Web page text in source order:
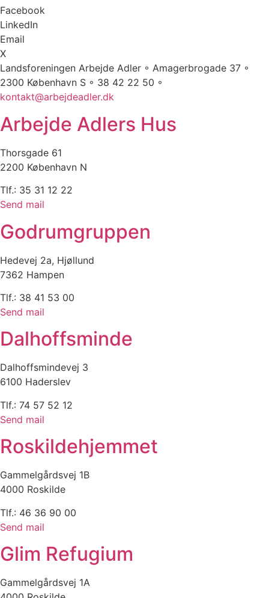
Facebook
LinkedIn
Email
X
Landsforeningen Arbejde Adler ◦ Amagerbrogade 37 ◦
2300 København S ◦ 38 42 22 50 ◦
kontakt@arbejdeadler.dk
Arbejde Adlers Hus
Thorsgade 61
2200 København N
Tlf.: 35 31 12 22
Send mail
Godrumgruppen
Hedevej 2a, Hjøllund
7362 Hampen
Tlf.: 38 41 53 00
Send mail
Dalhoffsminde
Dalhoffsmindevej 3
6100 Haderslev
Tlf.: 74 57 52 12
Send mail
Roskildehjemmet
Gammelgårdsvej 1B
4000 Roskilde
Tlf.: 46 36 90 00
Send mail
Glim Refugium
Gammelgårdsvej 1A